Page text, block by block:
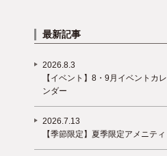
最新記事
2026.8.3
【イベント】8・9月イベントカレ
ンダー
2026.7.13
【季節限定】夏季限定アメニティ